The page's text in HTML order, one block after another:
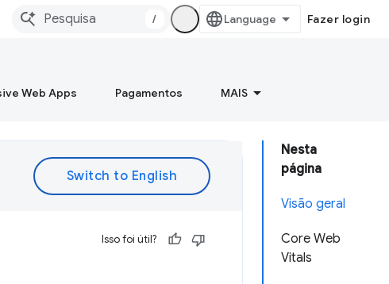
/ Fazer login
Web Apps Pagamentos MAIS
Nesta
página
Visão geral
Core Web
Vitals
Isso foi útil?